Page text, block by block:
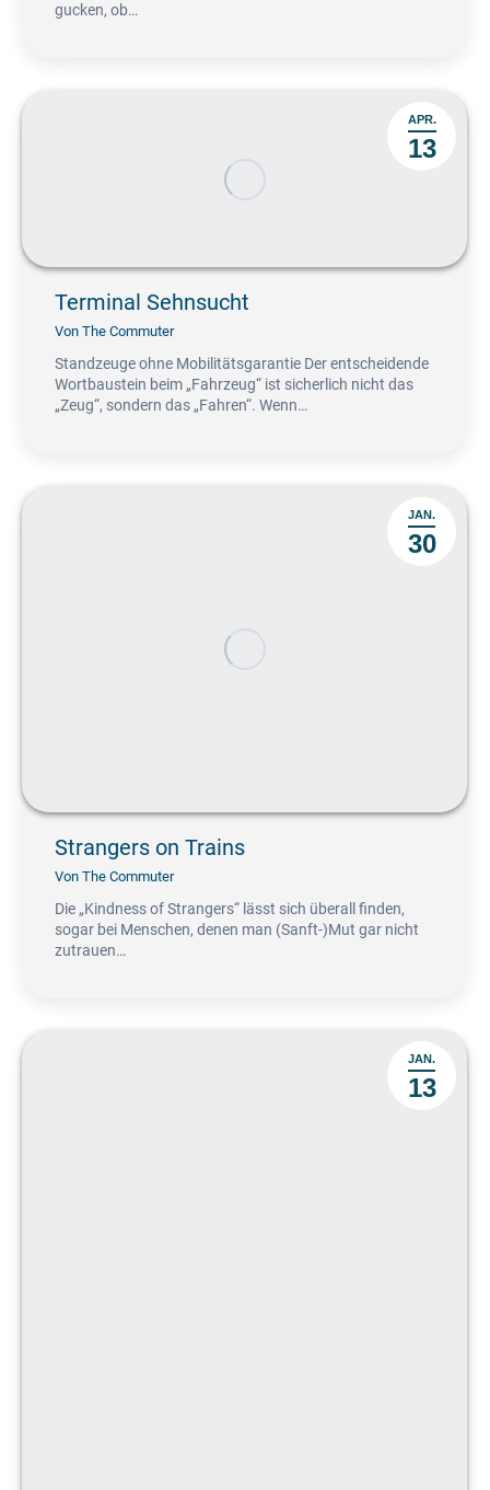
gucken, ob…
APR.
13
Terminal Sehnsucht
Von The Commuter
Standzeuge ohne Mobilitätsgarantie Der entscheidende
Wortbaustein beim „Fahrzeug“ ist sicherlich nicht das
„Zeug“, sondern das „Fahren“. Wenn…
JAN.
30
Strangers on Trains
Von The Commuter
Die „Kindness of Strangers“ lässt sich überall finden,
sogar bei Menschen, denen man (Sanft-)Mut gar nicht
zutrauen…
JAN.
13